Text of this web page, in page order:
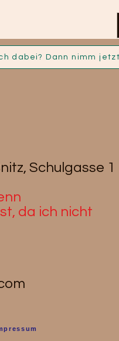
Schulgasse 1
da ich nicht